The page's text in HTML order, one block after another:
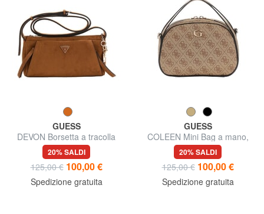
GUESS
DEVON Borsetta a tracolla
20% SALDI
125,00 € 100,00 €
Spedizione gratuita
GUESS
COLEEN Mini Bag a mano,
con tracolla
20% SALDI
125,00 € 100,00 €
Spedizione gratuita